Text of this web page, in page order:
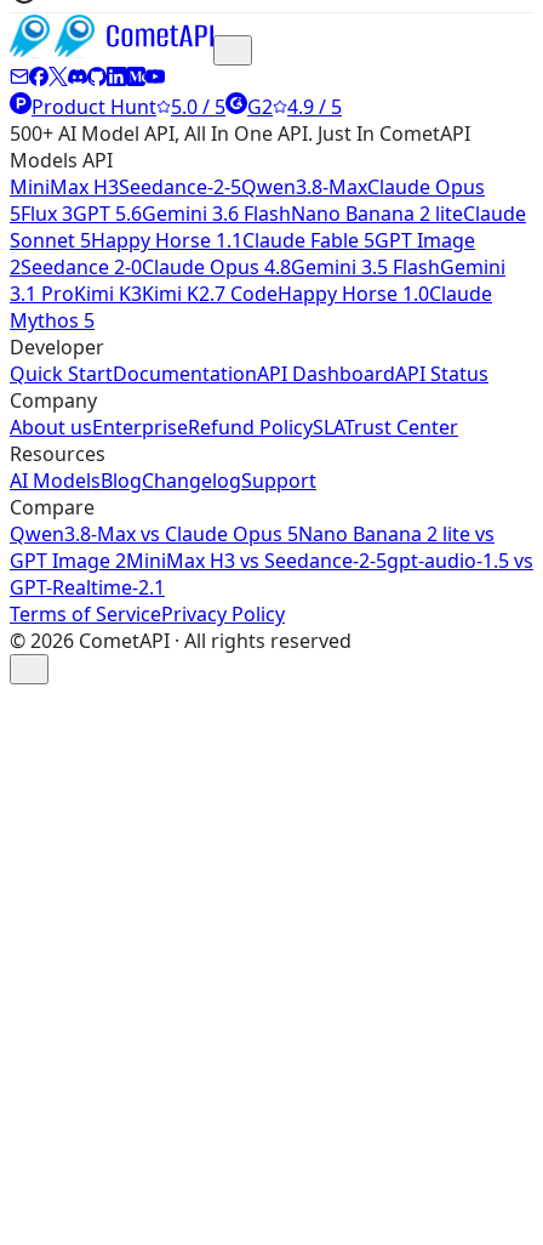
Product Hunt 5.0 / 5 G2 4.9 / 5
500+ AI Model API, All In One API. Just In CometAPI
Models API
MiniMax H3Seedance-2-5Qwen3.8-MaxClaude Opus
5Flux 3GPT 5.6Gemini 3.6 FlashNano Banana 2 liteClaude
Sonnet 5Happy Horse 1.1Claude Fable 5GPT Image
2Seedance 2-0Claude Opus 4.8Gemini 3.5 FlashGemini
3.1 ProKimi K3Kimi K2.7 CodeHappy Horse 1.0Claude
Mythos 5
Developer
Quick StartDocumentationAPI DashboardAPI Status
Company
About usEnterpriseRefund PolicySLATrust Center
Resources
AI ModelsBlogChangelogSupport
Compare
Qwen3.8-Max vs Claude Opus 5Nano Banana 2 lite vs
GPT Image 2MiniMax H3 vs Seedance-2-5gpt-audio-1.5 vs
GPT-Realtime-2.1
Terms of ServicePrivacy Policy
©2026 CometAPI · All rights reserved